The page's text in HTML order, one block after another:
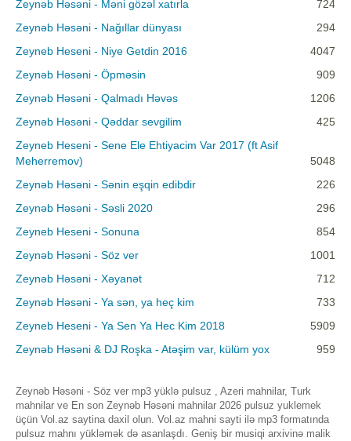
Zeynəb Həsəni - Məni gözəl xatırla
724
Zeynəb Həsəni - Nağıllar dünyası
294
Zeyneb Heseni - Niye Getdin 2016
4047
Zeynəb Həsəni - Öpməsin
909
Zeynəb Həsəni - Qalmadı Həvəs
1206
Zeynəb Həsəni - Qəddar sevgilim
425
Zeyneb Heseni - Sene Ele Ehtiyacim Var 2017 (ft Asif
Meherremov)
5048
Zeynəb Həsəni - Sənin eşqin edibdir
226
Zeynəb Həsəni - Səsli 2020
296
Zeyneb Heseni - Sonuna
854
Zeynəb Həsəni - Söz ver
1001
Zeynəb Həsəni - Xəyanət
712
Zeynəb Həsəni - Ya sən, ya heç kim
733
Zeyneb Heseni - Ya Sen Ya Hec Kim 2018
5909
Zeynəb Həsəni & DJ Roşka - Atəşim var, külüm yox
959
Zeynəb Həsəni - Söz ver mp3 yüklə pulsuz , Azeri mahnilar, Turk
mahnilar ve En son Zeynəb Həsəni mahnilar 2026 pulsuz yuklemek
üçün Vol.az saytina daxil olun. Vol.az mahni sayti ilə mp3 formatında
pulsuz mahnı yükləmək də asanlaşdı. Geniş bir musiqi arxivinə malik